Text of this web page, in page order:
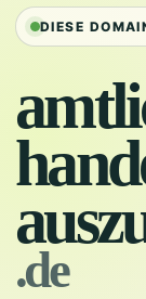
DIESE
.de